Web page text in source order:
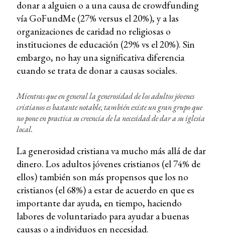
donar a alguien o a una causa de crowdfunding
vía GoFundMe (27% versus el 20%), y a las
organizaciones de caridad no religiosas o
instituciones de educación (29% vs el 20%). Sin
embargo, no hay una significativa diferencia
cuando se trata de donar a causas sociales.
Mientras que en general la generosidad de los adultos jóvenes
cristianos es bastante notable, también existe un gran grupo que
no pone en practica su creencia de la necesidad de dar a su iglesia
local.
La generosidad cristiana va mucho más allá de dar
dinero. Los adultos jóvenes cristianos (el 74% de
ellos) también son más propensos que los no
cristianos (el 68%) a estar de acuerdo en que es
importante dar ayuda, en tiempo, haciendo
labores de voluntariado para ayudar a buenas
causas o a individuos en necesidad.